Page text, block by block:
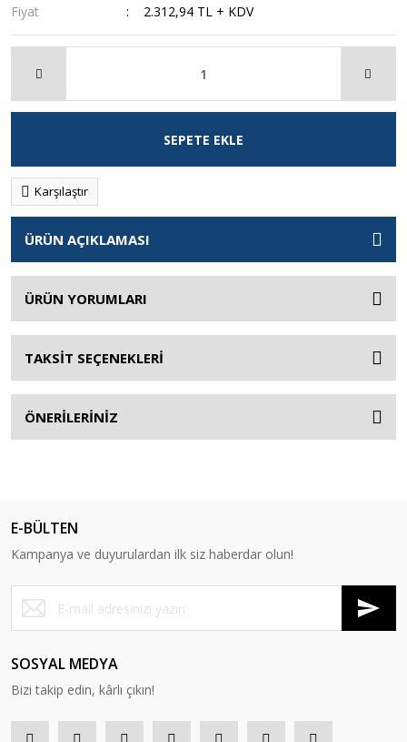
Fiyat
2.312,94 TL + KDV
SEPETE EKLE
Karşılaştır
ÜRÜN AÇIKLAMASI
ÜRÜN YORUMLARI
TAKSİT SEÇENEKLERİ
ÖNERİLERİNİZ
E-BÜLTEN
Kampanya ve duyurulardan ilk siz haberdar olun!
SOSYAL MEDYA
Bizi takip edin, kârlı çıkın!